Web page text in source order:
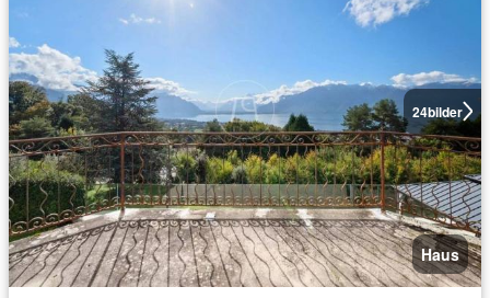
24bilder
Haus